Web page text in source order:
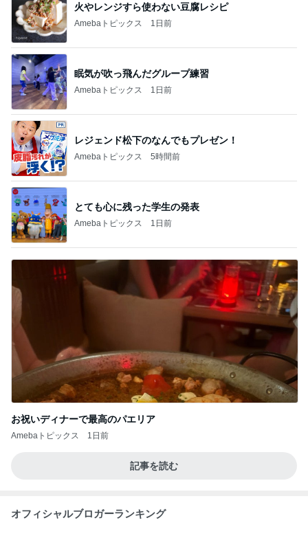
火やレンジすら使わない豆腐レシピ
Amebaトピックス 1日前
眠気が吹っ飛んだグループ練習
Amebaトピックス 1日前
レジェンド松下のなんでもプレゼン！
Amebaトピックス 5時間前
とても心に残った学生の発表
Amebaトピックス 1日前
お祝いディナーで最高のパエリア
Amebaトピックス 1日前
記事を読む
オフィシャルブロガーランキング